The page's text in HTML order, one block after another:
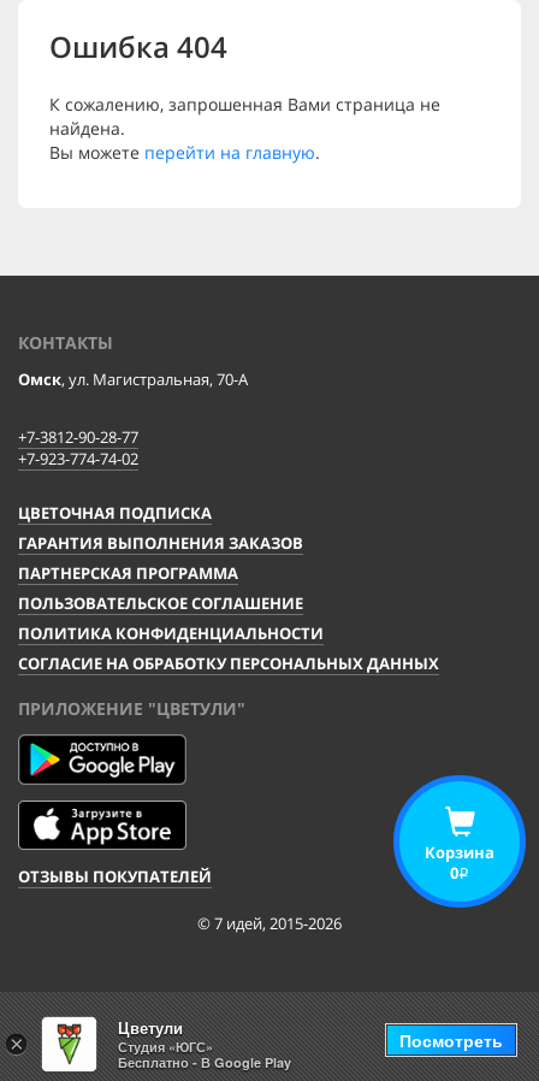
Ошибка 404
К сожалению, запрошенная Вами страница не
найдена.
Вы можете перейти на главную.
КОНТАКТЫ
Омск, ул. Магистральная, 70-А
+7-3812-90-28-77
+7-923-774-74-02
ЦВЕТОЧНАЯ ПОДПИСКА
ГАРАНТИЯ ВЫПОЛНЕНИЯ ЗАКАЗОВ
ПАРТНЕРСКАЯ ПРОГРАММА
ПОЛЬЗОВАТЕЛЬСКОЕ СОГЛАШЕНИЕ
ПОЛИТИКА КОНФИДЕНЦИАЛЬНОСТИ
СОГЛАСИЕ НА ОБРАБОТКУ ПЕРСОНАЛЬНЫХ ДАННЫХ
ПРИЛОЖЕНИЕ "ЦВЕТУЛИ"
ОТЗЫВЫ ПОКУПАТЕЛЕЙ
© 7 идей, 2015-2026
Корзина
0i
×
Цветули
Студия «ЮГС»
Бесплатно - В Google Play
Посмотреть